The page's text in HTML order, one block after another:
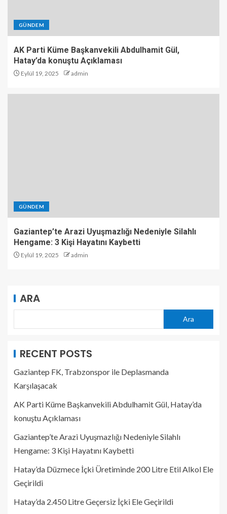
GÜNDEM
AK Parti Küme Başkanvekili Abdulhamit Gül,
Hatay’da konuştu Açıklaması
Eylül 19, 2025 admin
GÜNDEM
Gaziantep’te Arazi Uyuşmazlığı Nedeniyle Silahlı
Hengame: 3 Kişi Hayatını Kaybetti
Eylül 19, 2025 admin
ARA
Ara
RECENT POSTS
Gaziantep FK, Trabzonspor ile Deplasmanda
Karşılaşacak
AK Parti Küme Başkanvekili Abdulhamit Gül, Hatay’da
konuştu Açıklaması
Gaziantep’te Arazi Uyuşmazlığı Nedeniyle Silahlı
Hengame: 3 Kişi Hayatını Kaybetti
Hatay’da Düzmece İçki Üretiminde 200 Litre Etil Alkol Ele
Geçirildi
Hatay’da 2.450 Litre Geçersiz İçki Ele Geçirildi